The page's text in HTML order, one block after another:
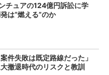
チュアの124億円訴訟に学
は“燃える”のか
件失敗は既定路線だった」
撤退時代のリスクと教訓